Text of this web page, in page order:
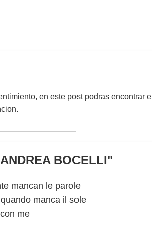
en este post podras encontrar el
BOCELLI"
mancan le parole
manca il sole
me